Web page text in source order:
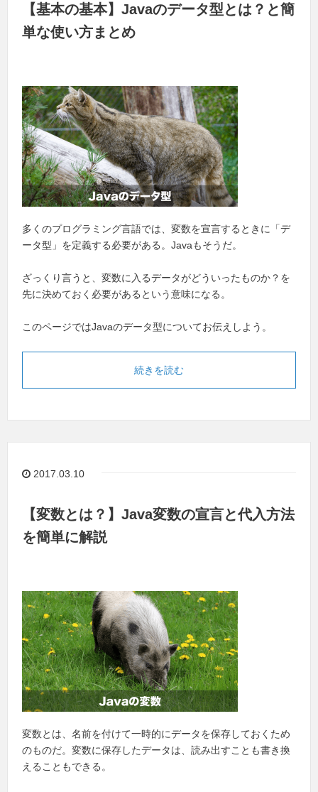
【基本の基本】Javaのデータ型とは？と簡
単な使い方まとめ
多くのプログラミング言語では、変数を宣言するときに「デ
ータ型」を定義する必要がある。Javaもそうだ。
ざっくり言うと、変数に入るデータがどういったものか？を
先に決めておく必要があるという意味になる。
このページではJavaのデータ型についてお伝えしよう。
続きを読む
2017.03.10
【変数とは？】Java変数の宣言と代入方法
を簡単に解説
変数とは、名前を付けて一時的にデータを保存しておくため
のものだ。変数に保存したデータは、読み出すことも書き換
えることもできる。